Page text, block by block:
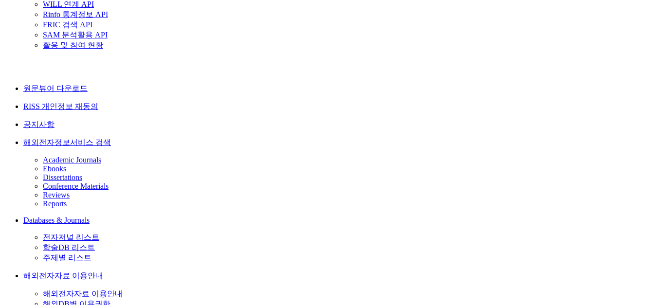
WILL 연계 API
Rinfo 통계정보 API
FRIC 검색 API
SAM 분석활용 API
활용 및 참여 현황
원문뷰어 다운로드
RISS 개인정보 재동의
공지사항
해외전자정보서비스 검색
Academic Journals
Ebooks
Dissertations
Conference Materials
Reviews
Reports
Databases & Journals
전자저널 리스트
학술DB 리스트
주제별 리스트
해외전자자료 이용안내
해외전자자료 이용안내